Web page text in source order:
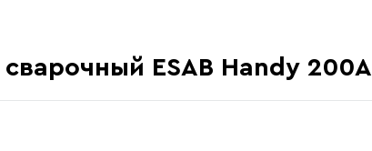
ESAB Handy 200А